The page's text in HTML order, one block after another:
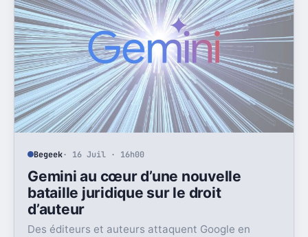
Begeek· 16 Juil · 16h00
Gemini au cœur d’une nouvelle
bataille juridique sur le droit
d’auteur
Des éditeurs et auteurs attaquent Google en